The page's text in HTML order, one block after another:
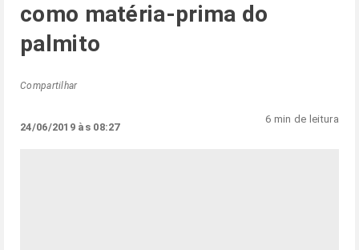
como matéria-prima do
palmito
Compartilhar
24/06/2019 às 08:27
6 min de leitura